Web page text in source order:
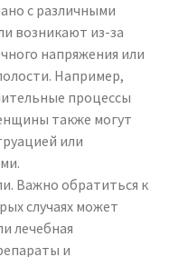
с различными
возникают из-за
напряжения или
Например,
процессы
также могут
или
Важно обратиться к
случаях может
лечебная
и